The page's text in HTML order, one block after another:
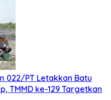
022/PT Letakkan Batu
TMMD ke-129 Targetkan